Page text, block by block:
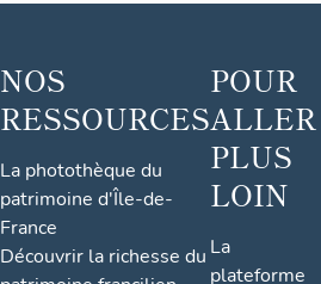
NOS
RESSOURCES
La photothèque du
patrimoine d'Île-de-
France
Découvrir la richesse du
POUR
ALLER
PLUS
LOIN
La
plateforme